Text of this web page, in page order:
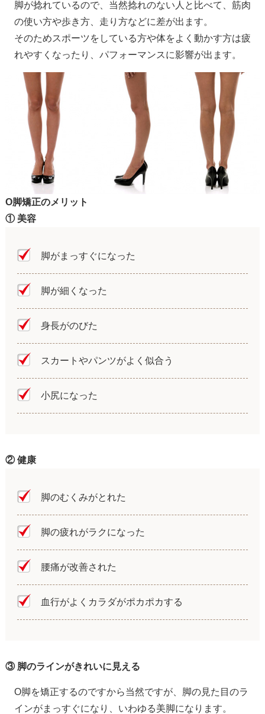
脚が捻れているので、当然捻れのない人と比べて、筋肉
の使い方や歩き方、走り方などに差が出ます。
そのためスポーツをしている方や体をよく動かす方は疲
れやすくなったり、パフォーマンスに影響が出ます。
O脚矯正のメリット
① 美容
脚がまっすぐになった
脚が細くなった
身長がのびた
スカートやパンツがよく似合う
小尻になった
② 健康
脚のむくみがとれた
脚の疲れがラクになった
腰痛が改善された
血行がよくカラダがポカポカする
③ 脚のラインがきれいに見える
O脚を矯正するのですから当然ですが、脚の見た目のラ
インがまっすぐになり、いわゆる美脚になります。